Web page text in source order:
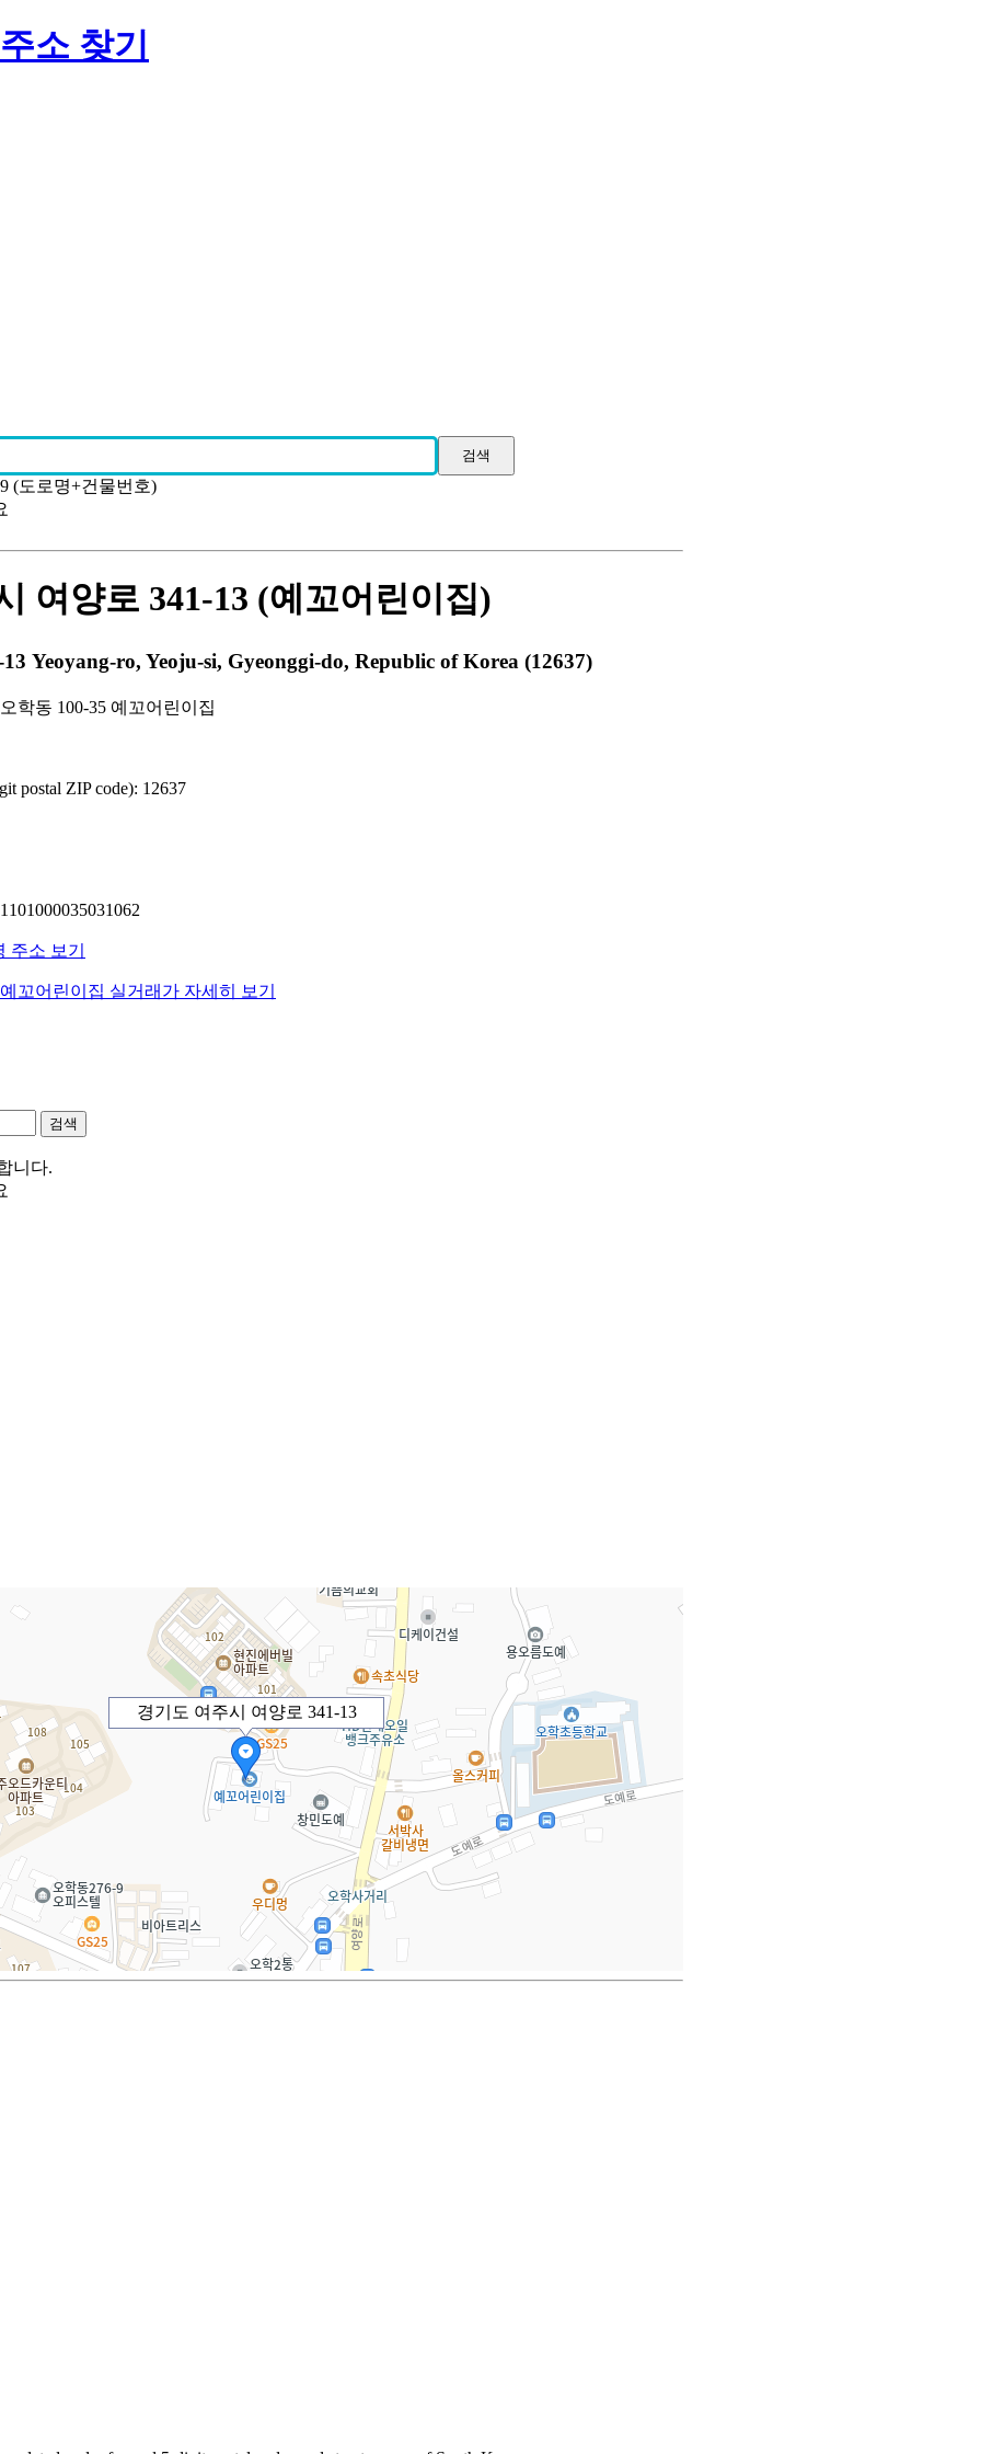
소 찾기
(도로명+건물번호)
여양로 341-13 (예꼬어린이집)
Yeoyang-ro, Yeoju-si, Gyeonggi-do, Republic of Korea (12637)
학동 100-35 예꼬어린이집
postal ZIP code): 12637
주소 보기
꼬어린이집 실거래가 자세히 보기
니다.
경기도 여주시 여양로 341-13